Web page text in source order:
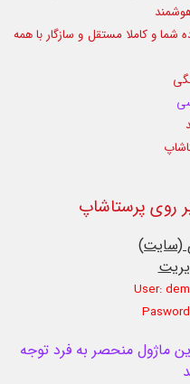
و کاملا مستقل و سازگار با همه
روی پرستاشاپ
(سایت)
User:
ماژول منحصر به فرد توجه